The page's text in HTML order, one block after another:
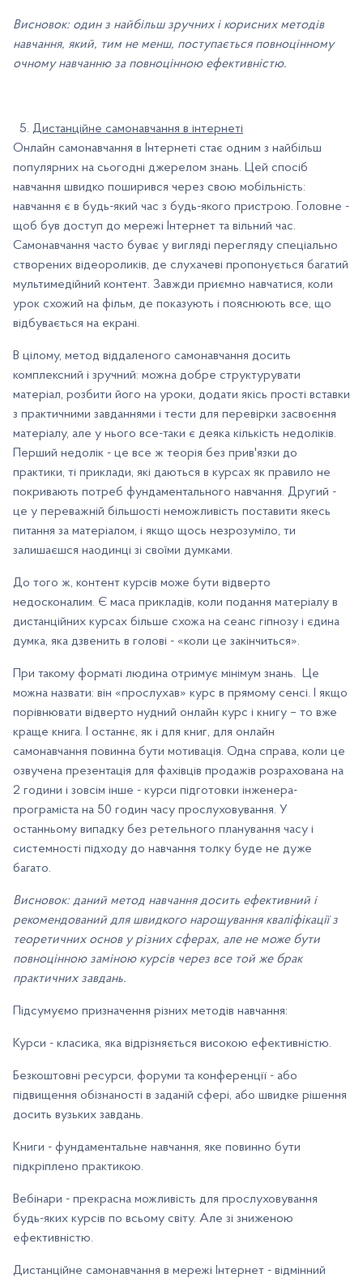
Висновок: один з найбільш зручних і корисних методів
навчання, який, тим не менш, поступається повноцінному
очному навчанню за повноцінною ефективністю.
Дистанційне самонавчання в інтернеті
Онлайн самонавчання в Інтернеті стає одним з найбільш
популярних на сьогодні джерелом знань. Цей спосіб
навчання швидко поширився через свою мобільність:
навчання є в будь-який час з будь-якого пристрою. Головне -
щоб був доступ до мережі Інтернет та вільний час.
Самонавчання часто буває у вигляді перегляду спеціально
створених відеороликів, де слухачеві пропонується багатий
мультимедійний контент. Завжди приємно навчатися, коли
урок схожий на фільм, де показують і пояснюють все, що
відбувається на екрані.
В цілому, метод віддаленого самонавчання досить
комплексний і зручний: можна добре структурувати
матеріал, розбити його на уроки, додати якісь прості вставки
з практичними завданнями і тести для перевірки засвоєння
матеріалу, але у нього все-таки є деяка кількість недоліків.
Перший недолік - це все ж теорія без прив'язки до
практики, ті приклади, які даються в курсах як правило не
покривають потреб фундаментального навчання. Другий -
це у переважній більшості неможливість поставити якесь
питання за матеріалом, і якщо щось незрозуміло, ти
залишаєшся наодинці зі своїми думками.
До того ж, контент курсів може бути відверто
недосконалим. Є маса прикладів, коли подання матеріалу в
дистанційних курсах більше схожа на сеанс гіпнозу і єдина
думка, яка дзвенить в голові - «коли це закінчиться».
При такому форматі людина отримує мінімум знань. Це
можна назвати: він «прослухав» курс в прямому сенсі. І якщо
порівнювати відверто нудний онлайн курс і книгу – то вже
краще книга. І останнє, як і для книг, для онлайн
самонавчання повинна бути мотивація. Одна справа, коли це
озвучена презентація для фахівців продажів розрахована на
2 години і зовсім інше - курси підготовки інженера-
програміста на 50 годин часу прослуховування. У
останньому випадку без ретельного планування часу і
системності підходу до навчання толку буде не дуже
багато.
Висновок: даний метод навчання досить ефективний і
рекомендований для швидкого нарощування кваліфікації з
теоретичних основ у різних сферах, але не може бути
повноцінною заміною курсів через все той же брак
практичних завдань.
Підсумуємо призначення різних методів навчання:
Курси - класика, яка відрізняється високою ефективністю.
Безкоштовні ресурси, форуми та конференції - або
підвищення обізнаності в заданій сфері, або швидке рішення
досить вузьких завдань.
Книги - фундаментальне навчання, яке повинно бути
підкріплено практикою.
Вебінари - прекрасна можливість для прослуховування
будь-яких курсів по всьому світу. Але зі зниженою
ефективністю.
Дистанційне самонавчання в мережі Інтернет - відмінний